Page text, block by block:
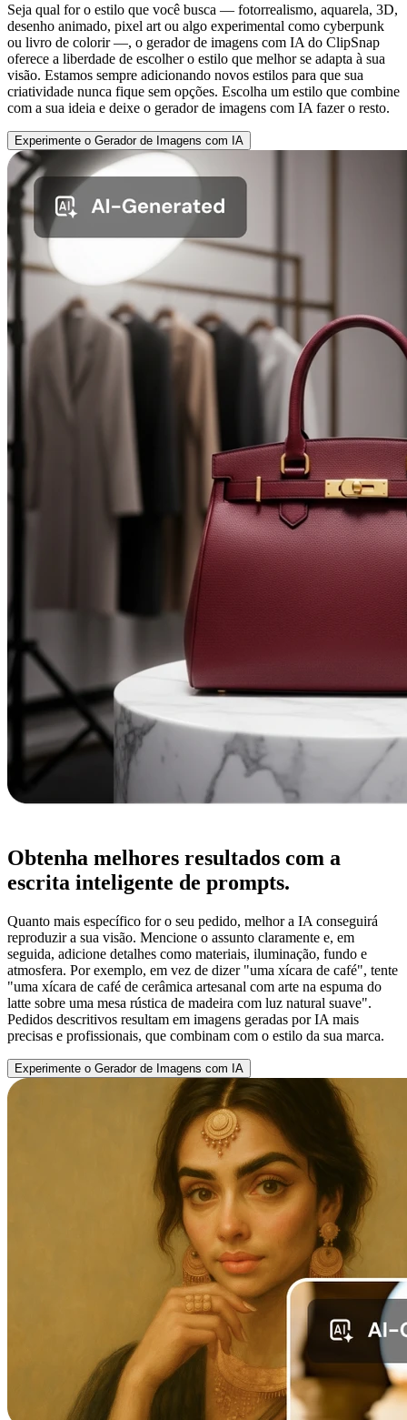
Seja qual for o estilo que você busca — fotorrealismo, aquarela, 3D,
desenho animado, pixel art ou algo experimental como cyberpunk
ou livro de colorir —, o gerador de imagens com IA do ClipSnap
oferece a liberdade de escolher o estilo que melhor se adapta à sua
visão. Estamos sempre adicionando novos estilos para que sua
criatividade nunca fique sem opções. Escolha um estilo que combine
com a sua ideia e deixe o gerador de imagens com IA fazer o resto.
Experimente o Gerador de Imagens com IA
Obtenha melhores resultados com a
escrita inteligente de prompts.
Quanto mais específico for o seu pedido, melhor a IA conseguirá
reproduzir a sua visão. Mencione o assunto claramente e, em
seguida, adicione detalhes como materiais, iluminação, fundo e
atmosfera. Por exemplo, em vez de dizer "uma xícara de café", tente
"uma xícara de café de cerâmica artesanal com arte na espuma do
latte sobre uma mesa rústica de madeira com luz natural suave".
Pedidos descritivos resultam em imagens geradas por IA mais
precisas e profissionais, que combinam com o estilo da sua marca.
Experimente o Gerador de Imagens com IA